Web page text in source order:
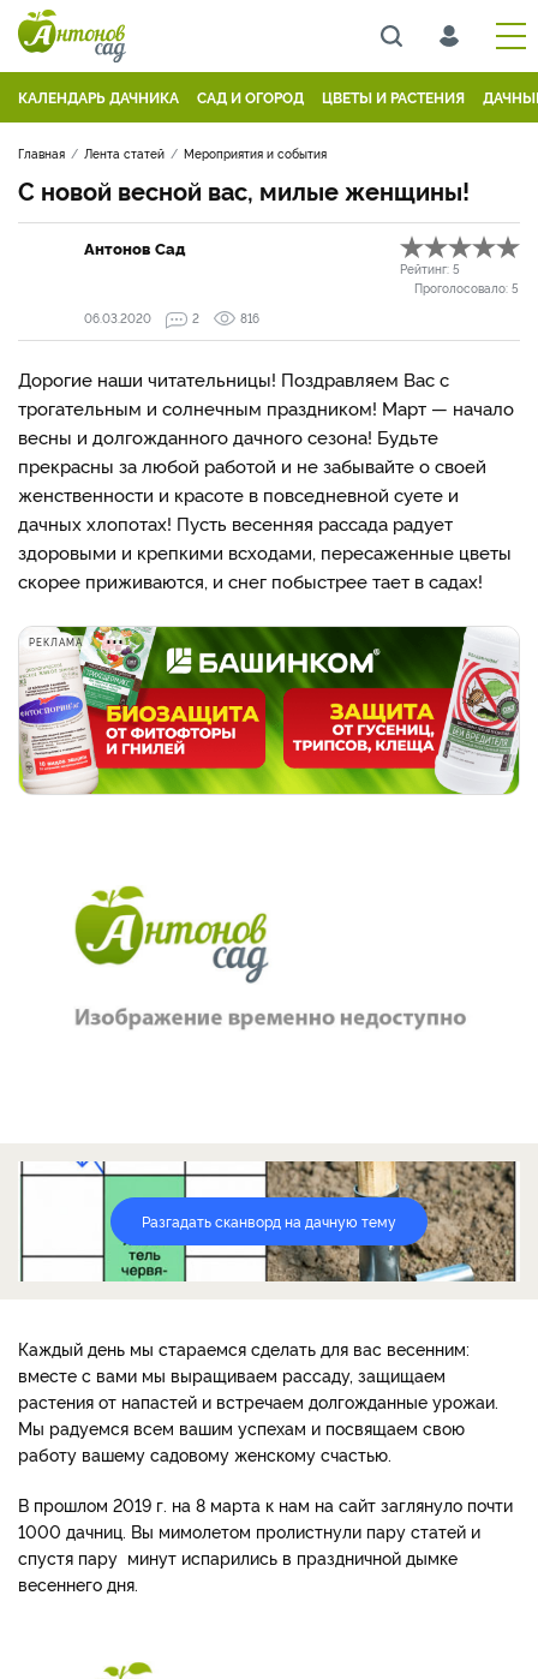
КАЛЕНДАРЬ ДАЧНИКА САД И ОГОРОД ЦВЕТЫ И РАСТЕНИЯ
Главная Лента статей Мероприятия и события
С новой весной вас, милые женщины!
Антонов Сад
Рейтинг: 5
Проголосовало: 5
06.03.2020
2 816
Дорогие наши читательницы! Поздравляем Вас с
трогательным и солнечным праздником! Март — начало
весны и долгожданного дачного сезона! Будьте
прекрасны за любой работой и не забывайте о своей
женственности и красоте в повседневной суете и
дачных хлопотах! Пусть весенняя рассада радует
здоровыми и крепкими всходами, пересаженные цветы
скорее приживаются, и снег побыстрее тает в садах!
РЕКЛАМА
Разгадать сканворд на дачную тему
Каждый день мы стараемся сделать для вас весенним:
вместе с вами мы выращиваем рассаду, защищаем
растения от напастей и встречаем долгожданные урожаи.
Мы радуемся всем вашим успехам и посвящаем свою
работу вашему садовому женскому счастью.
В прошлом 2019 г. на 8 марта к нам на сайт заглянуло почти
1000 дачниц. Вы мимолетом пролистнули пару статей и
спустя пару минут испарились в праздничной дымке
весеннего дня.